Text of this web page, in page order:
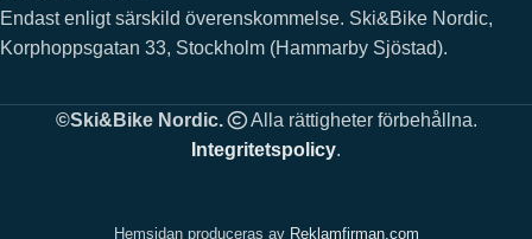
Endast enligt särskild överenskommelse. Ski&Bike Nordic,
Korphoppsgatan 33, Stockholm (Hammarby Sjöstad).
©Ski&Bike Nordic.
Alla rättigheter förbehållna.
Integritetspolicy.
Hemsidan produceras av Reklamfirman.com